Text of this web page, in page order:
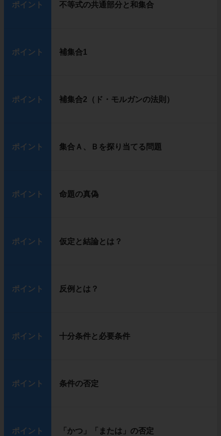
ポイント 不等式の共通部分と和集合
ポイント 補集合1
ポイント 補集合2（ド・モルガンの法則）
ポイント 集合Ａ、Ｂを探り当てる問題
ポイント 命題の真偽
ポイント 仮定と結論とは？
ポイント 反例とは？
ポイント 十分条件と必要条件
ポイント 条件の否定
ポイント 「かつ」「または」の否定